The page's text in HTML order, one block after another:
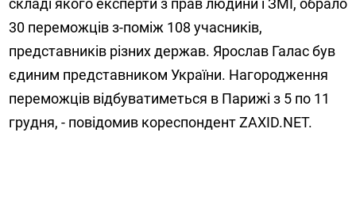
складі якого експерти з прав людини і ЗМІ, обрало
30 переможців з-поміж 108 учасників,
представників різних держав. Ярослав Галас був
єдиним представником України. Нагородження
переможців відбуватиметься в Парижі з 5 по 11
грудня, - повідомив кореспондент ZAXID.NET.